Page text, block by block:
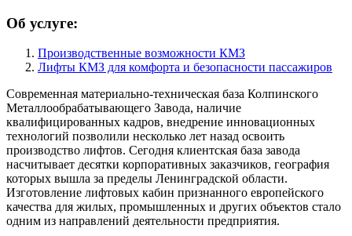
Об услуге:
Производственные возможности КМЗ
Лифты КМЗ для комфорта и безопасности пассажиров
Современная материально-техническая база Колпинского
Металлообрабатывающего Завода, наличие
квалифицированных кадров, внедрение инновационных
технологий позволили несколько лет назад освоить
производство лифтов. Сегодня клиентская база завода
насчитывает десятки корпоративных заказчиков, география
которых вышла за пределы Ленинградской области.
Изготовление лифтовых кабин признанного европейского
качества для жилых, промышленных и других объектов стало
одним из направлений деятельности предприятия.